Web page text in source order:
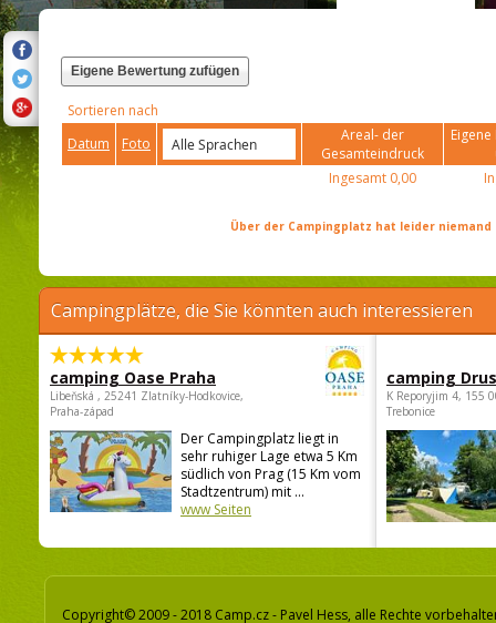
Eigene Bewertung zufügen
Sortieren nach
Datum
Foto
Areal- der
Gesamteindruck
Ingesamt 0,00
Über der Campingplatz hat leider
Campingplätze, die Sie könnten auch interessieren
camping Oase Praha
Libeňská , 25241 Zlatníky-Hodkovice,
Praha-západ
Der Campingplatz liegt in
sehr ruhiger Lage etwa 5 Km
südlich von Prag (15 Km vom
Stadtzentrum) mit ...
www Seiten
camping
K Reporyjim 4, 155
Trebonice
Copyright© 2009 - 2018 Camp.cz - Pavel Hess, alle Rechte